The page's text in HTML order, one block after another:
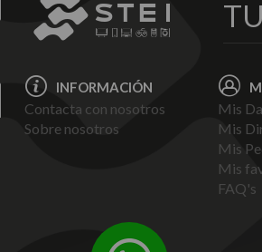
INFORMACIÓN
Contacta con nosotros
Sobre nosotros
Mis
Mis
Mis
Mis
FAQ's